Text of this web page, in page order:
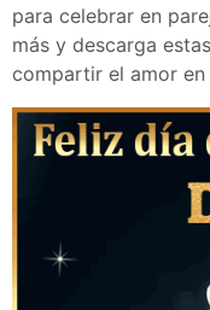
para celebrar en
más y descarga
compartir el amor en